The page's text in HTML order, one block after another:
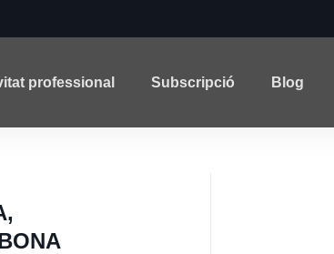
professional Subscripció Blog